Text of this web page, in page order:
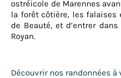
ostréicole de Marennes
la forêt côtière, les falaises
de Beauté, et d’entrer
Royan.
Découvrir nos randonnées à